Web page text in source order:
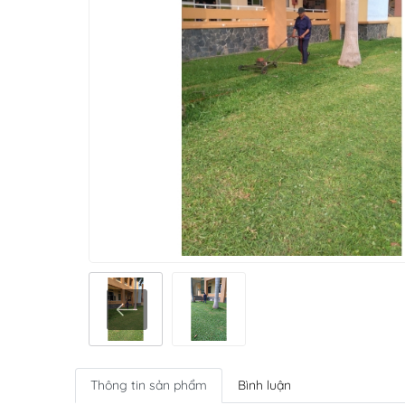
Thông tin sản phẩm Bình luận